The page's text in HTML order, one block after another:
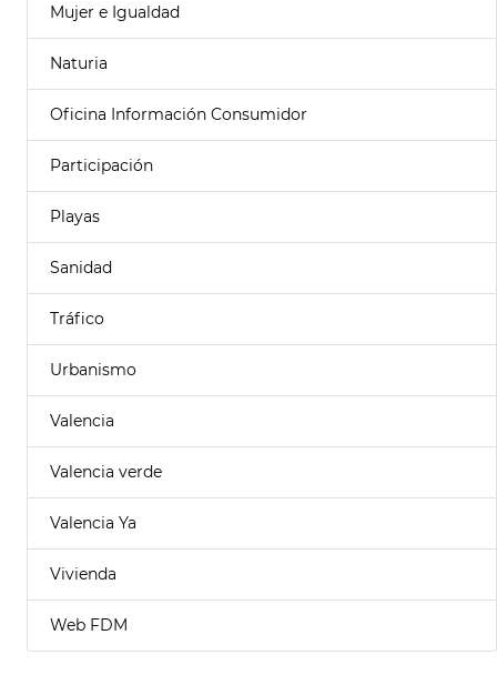
Mujer e Igualdad
Naturia
Oficina Información Consumidor
Participación
Playas
Sanidad
Tráfico
Urbanismo
Valencia
Valencia verde
Valencia Ya
Vivienda
Web FDM